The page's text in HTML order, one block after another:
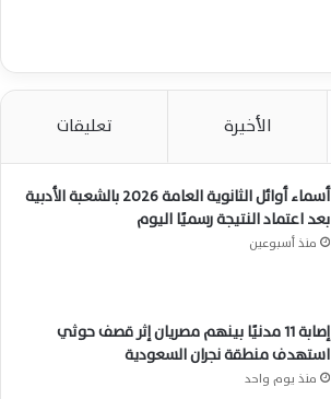
الأخيرة تعليقات
أسماء أوائل الثانوية العامة 2026 بالشعبة الأدبية
بعد اعتماد النتيجة رسميًا اليوم
منذ أسبوعين
إصابة 11 مدنيًا بينهم مصريان إثر قصف حوثي
استهدف منطقة نجران السعودية
منذ يوم واحد